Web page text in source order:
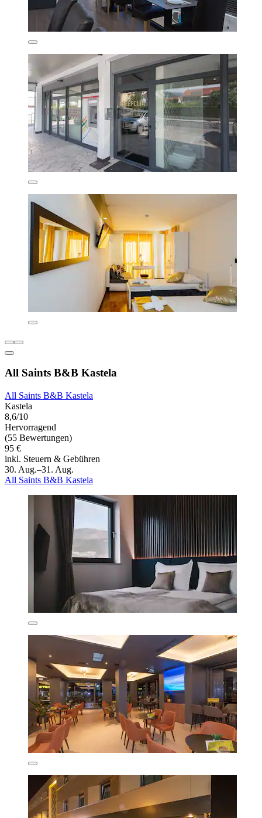
All Saints B&B Kastela
All Saints B&B Kastela
Kastela
8,6/10
Hervorragend
(55 Bewertungen)
95 €
inkl. Steuern & Gebühren
30. Aug.–31. Aug.
All Saints B&B Kastela